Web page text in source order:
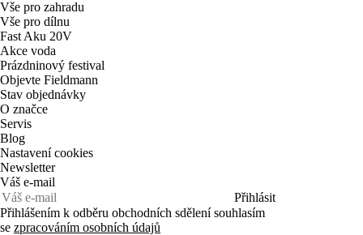
Vše pro zahradu
Vše pro dílnu
Fast Aku 20V
Akce voda
Prázdninový festival
Objevte Fieldmann
Stav objednávky
O značce
Servis
Blog
Nastavení cookies
Newsletter
Váš e-mail
Přihlásit
Přihlášením k odběru obchodních sdělení souhlasím
se zpracováním osobních údajů